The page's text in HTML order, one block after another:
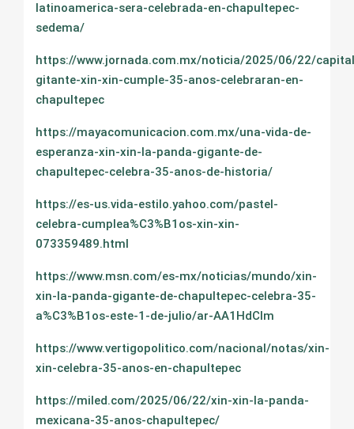
latinoamerica-sera-celebrada-en-chapultepec-
sedema/
https://www.jornada.com.mx/noticia/2025/06/22/
gitante-xin-xin-cumple-35-anos-celebraran-en-
chapultepec
https://mayacomunicacion.com.mx/una-vida-de-
esperanza-xin-xin-la-panda-gigante-de-
chapultepec-celebra-35-anos-de-historia/
https://es-us.vida-estilo.yahoo.com/pastel-
celebra-cumplea%C3%B1os-xin-xin-
073359489.html
https://www.msn.com/es-mx/noticias/mundo/xin-
xin-la-panda-gigante-de-chapultepec-celebra-35-
a%C3%B1os-este-1-de-julio/ar-AA1HdClm
https://www.vertigopolitico.com/nacional/notas/xin-
xin-celebra-35-anos-en-chapultepec
https://miled.com/2025/06/22/xin-xin-la-panda-
mexicana-35-anos-chapultepec/